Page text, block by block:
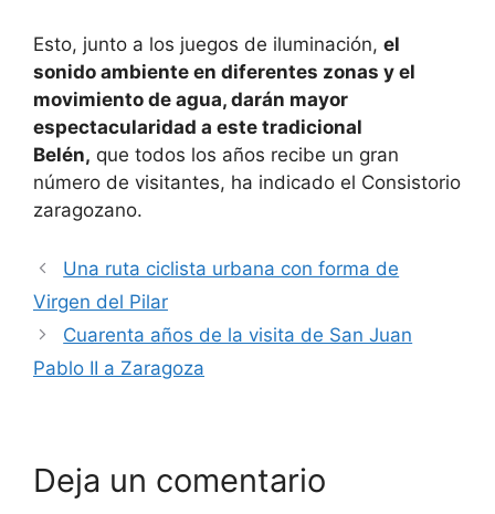
Esto, junto a los juegos de iluminación, el
sonido ambiente en diferentes zonas y el
movimiento de agua, darán mayor
espectacularidad a este tradicional
Belén, que todos los años recibe un gran
número de visitantes, ha indicado el Consistorio
zaragozano.
Una ruta ciclista urbana con forma de
Virgen del Pilar
Cuarenta años de la visita de San Juan
Pablo II a Zaragoza
Deja un comentario